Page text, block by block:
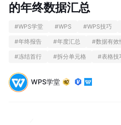
的年终数据汇总
#WPS学堂 #WPS #WPS技巧
#年终报告 #年度汇总 #数据有效
#冻结首行 #拆分单元格 #表格技
WPS学堂